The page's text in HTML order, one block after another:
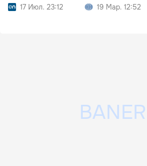
17 Июл. 23:12
19 Мар. 12:52